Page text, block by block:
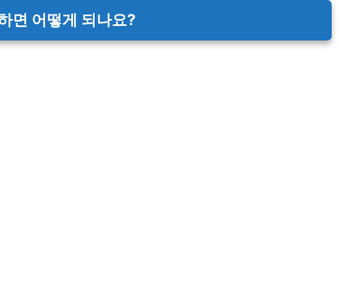
면 어떻게 되나요?